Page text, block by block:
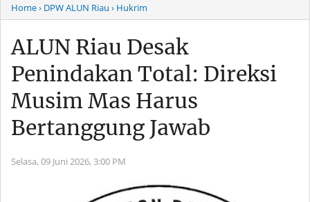
Home› DPW ALUN Riau › Hukrim
ALUN Riau Desak
Penindakan Total: Direksi
Musim Mas Harus
Bertanggung Jawab
Selasa, 09 Juni 2026, 3:00 PM